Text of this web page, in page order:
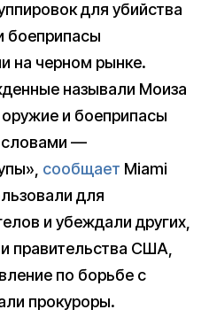
для убийства
боеприпасы
на черном рынке.
называли Моиза
и боеприпасы
словами —
сообщает Miami
для
и убеждали других,
правительства США,
по борьбе с
прокуроры.